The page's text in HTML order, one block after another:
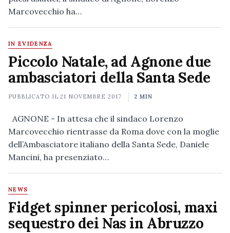
Marcovecchio ha…
IN EVIDENZA
Piccolo Natale, ad Agnone due
ambasciatori della Santa Sede
PUBBLICATO IL21 NOVEMBRE 2017 2 MIN
AGNONE - In attesa che il sindaco Lorenzo
Marcovecchio rientrasse da Roma dove con la moglie
dell’Ambasciatore italiano della Santa Sede, Daniele
Mancini, ha presenziato…
NEWS
Fidget spinner pericolosi, maxi
sequestro dei Nas in Abruzzo